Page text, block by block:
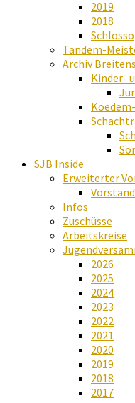
2019
2018
Tandem-
Archiv
Kinder-
SJB Inside
Erweiterter
Infos
Zuschüsse
Arbeitskreise
2026
2025
2024
2023
2022
2021
2020
2019
2018
2017